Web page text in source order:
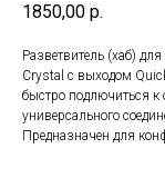
1850,00 р.
Разветвитель (хаб)
Crystal с выходом
быстро подлючиться
универсального
Предназначен для